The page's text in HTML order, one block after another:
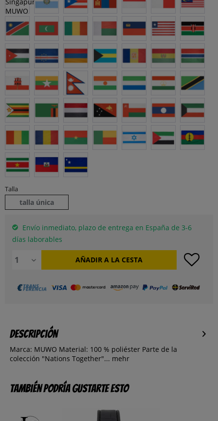
Talla
talla única
Envío inmediato, plazo de entrega en España de 3-6
días laborables
AÑADIR A LA CESTA
Descripción
Marca: MUWO Material: 100 % poliéster Parte de la
colección "Nations Together"... mehr
También podría gustarte esto